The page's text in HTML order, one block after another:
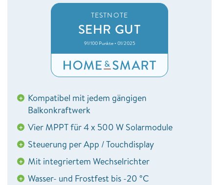
TESTNOTE
SEHR GUT
91/100 Punkte • 01/2025
+ Kompatibel mit jedem gängigen
Balkonkraftwerk
+ Vier MPPT für 4 x 500 W Solarmodule
+ Steuerung per App / Touchdisplay
+ Mit integriertem Wechselrichter
+ Wasser- und Frostfest bis -20 °C